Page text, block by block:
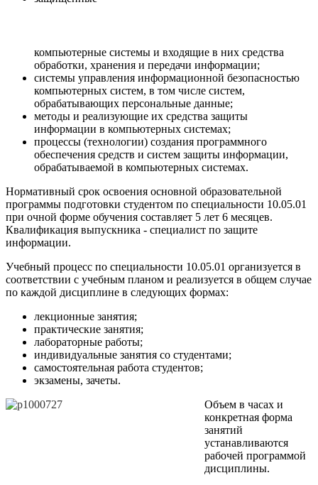
компьютерные системы и входящие в них средства
обработки, хранения и передачи информации;
системы управления информационной безопасностью
компьютерных систем, в том числе систем,
обрабатывающих персональные данные;
методы и реализующие их средства защиты
информации в компьютерных системах;
процессы (технологии) создания программного
обеспечения средств и систем защиты информации,
обрабатываемой в компьютерных системах.
Нормативный срок освоения основной образовательной
программы подготовки студентом по специальности 10.05.01
при очной форме обучения составляет 5 лет 6 месяцев.
Квалификация выпускника - специалист по защите
информации.
Учебный процесс по специальности 10.05.01 организуется в
соответствии с учебным планом и реализуется в общем случае
по каждой дисциплине в следующих формах:
лекционные занятия;
практические занятия;
лабораторные работы;
индивидуальные занятия со студентами;
самостоятельная работа студентов;
экзамены, зачеты.
Объем в часах и
конкретная форма
занятий
устанавливаются
рабочей программой
дисциплины.